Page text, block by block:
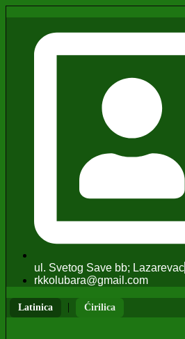
ul. Svetog Save bb; Lazarevac
rkkolubara@gmail.com
Latinica | Ćirilica